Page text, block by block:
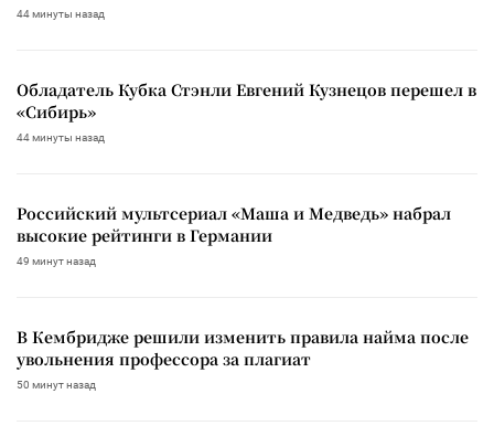
44 минуты назад
Обладатель Кубка Стэнли Евгений Кузнецов перешел в
«Сибирь»
44 минуты назад
Российский мультсериал «Маша и Медведь» набрал
высокие рейтинги в Германии
49 минут назад
В Кембридже решили изменить правила найма после
увольнения профессора за плагиат
50 минут назад